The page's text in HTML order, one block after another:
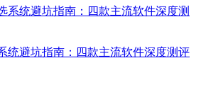
统避坑指南：四款主流软件深度测评